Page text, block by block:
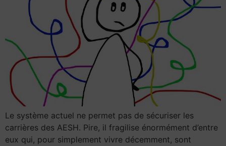
Le système actuel ne permet pas de sécuriser les
carrières des AESH. Pire, il fragilise énormément d’entre
eux qui, pour simplement vivre décemment, sont